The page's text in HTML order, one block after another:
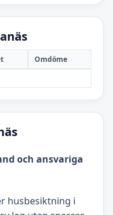
Omdöme
och ansvariga
husbesiktning i